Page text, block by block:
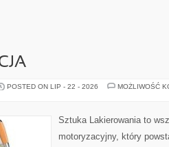
POSTED ON LIP - 22 - 2026
MOŻLIWOŚĆ
Sztuka Lakierowania to
motoryzacyjny, który